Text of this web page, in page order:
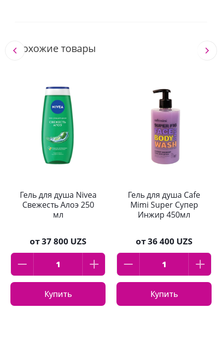
Похожие товары
Гель для душа Nivea
Свежесть Алоэ 250
мл
от37 800 UZS
Купить
Гель для душа Cafe
Mimi Super Супер
Инжир 450мл
от36 400 UZS
Купить